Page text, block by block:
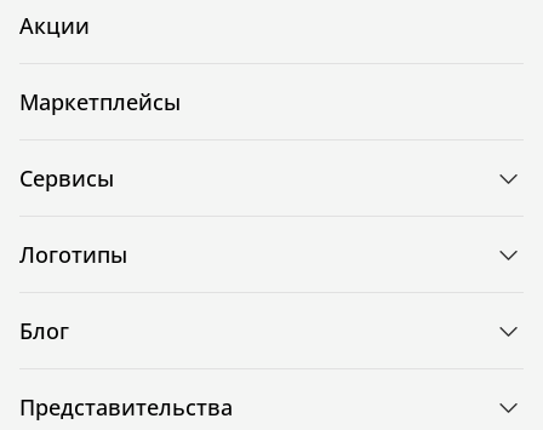
Акции
Маркетплейсы
Сервисы
Логотипы
Блог
Представительства